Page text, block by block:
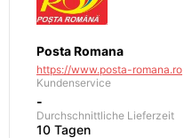
Posta Romana
https://www.posta-romana.ro
Kundenservice
-
Durchschnittliche Lieferzeit
10 Tagen